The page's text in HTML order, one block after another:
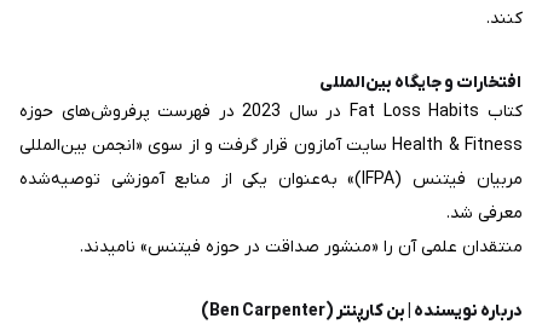
کنند.
افتخارات و جایگاه بین‌المللی
کتاب Fat Loss Habits در سال 2023 در فهرست پرفروش‌های حوزه
Health & Fitness سایت آمازون قرار گرفت و از سوی «انجمن بین‌المللی
مربیان فیتنس (IFPA)» به‌عنوان یکی از منابع آموزشی توصیه‌شده
معرفی شد.
منتقدان علمی آن را «منشور صداقت در حوزه فیتنس» نامیدند.
درباره نویسنده | بن کارپنتر (Ben Carpenter)